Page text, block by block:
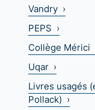
Vandry ›
PEPS ›
Collège Mérici
Uqar ›
Livres usagés
Pollack) ›